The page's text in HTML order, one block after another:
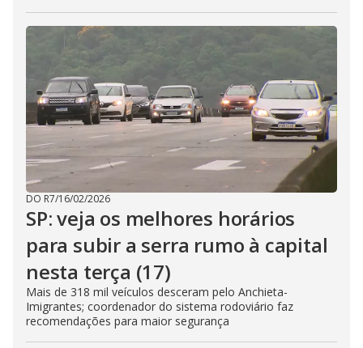
DO R7/16/02/2026
SP: veja os melhores horários
para subir a serra rumo à capital
nesta terça (17)
Mais de 318 mil veículos desceram pelo Anchieta-
Imigrantes; coordenador do sistema rodoviário faz
recomendações para maior segurança